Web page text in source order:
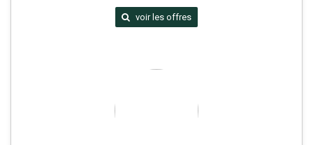
voir les offres